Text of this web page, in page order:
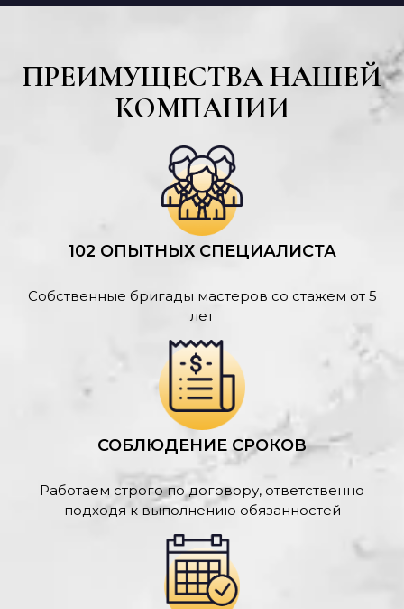
ПРЕИМУЩЕСТВА НАШЕЙ
КОМПАНИИ
102 ОПЫТНЫХ СПЕЦИАЛИСТА
Собственные бригады мастеров со стажем от 5
лет
СОБЛЮДЕНИЕ СРОКОВ
Работаем строго по договору, ответственно
подходя к выполнению обязанностей